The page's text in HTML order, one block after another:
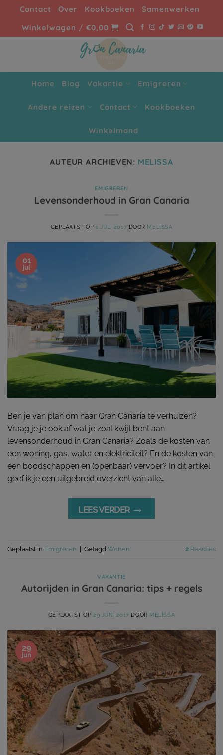
inhoud
Contact Over Kookboeken
Samenwerken
Winkelwagen / €0,00
Home Blog Vakantie Emigreren
Andere reizen Contact Kookboeken
Winkelmand
AUTEUR ARCHIEVEN: MELISSA
EMIGREREN
Levensonderhoud in Gran Canaria
GEPLAATST OP 1 JULI 2017 DOOR MELISSA
01
jul
Ben je van plan om naar Gran Canaria te verhuizen?
Vraag je je ook af wat je zoal kwijt bent aan
levensonderhoud in Gran Canaria? Zoals de kosten van
een woning, gas, water en elektriciteit? En de kosten van
een boodschappen en (openbaar) vervoer? In dit artikel
geef ik je een uitgebreid overzicht van alle…
LEES VERDER →
Geplaatst in Emigreren Getagd Wonen 2 Reacties
VAKANTIE
Autorijden in Gran Canaria: tips + regels
GEPLAATST OP29 JUNI 2017 DOOR MELISSA
29
jun